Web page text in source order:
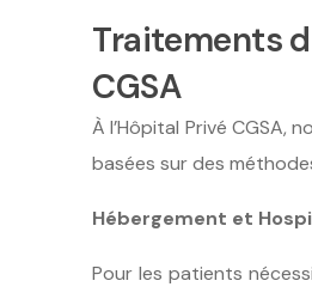
Traitements
CGSA
À l’Hôpital Privé
basées sur des
Hébergement et
Pour les patients